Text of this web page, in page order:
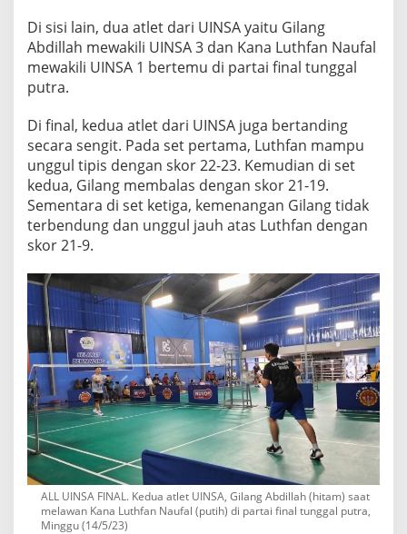
Di sisi lain, dua atlet dari UINSA yaitu Gilang
Abdillah mewakili UINSA 3 dan Kana Luthfan Naufal
mewakili UINSA 1 bertemu di partai final tunggal
putra.
Di final, kedua atlet dari UINSA juga bertanding
secara sengit. Pada set pertama, Luthfan mampu
unggul tipis dengan skor 22-23. Kemudian di set
kedua, Gilang membalas dengan skor 21-19.
Sementara di set ketiga, kemenangan Gilang tidak
terbendung dan unggul jauh atas Luthfan dengan
skor 21-9.
ALL UINSA FINAL. Kedua atlet UINSA, Gilang Abdillah (hitam) saat
melawan Kana Luthfan Naufal (putih) di partai final tunggal putra,
Minggu (14/5/23)